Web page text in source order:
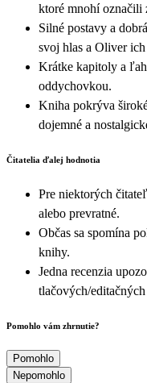
ktoré mnohí
Silné postavy a
svoj hlas a Oliver ich
Krátke kapitoly a
oddychovkou.
Kniha pokrýva
dojemné a
Čitatelia ďalej hodnotia
Pre niektorých
alebo prevratné.
Občas sa spomína
knihy.
Jedna recenzia
tlačových/
Pomohlo vám zhrnutie?
Pomohlo
Nepomohlo